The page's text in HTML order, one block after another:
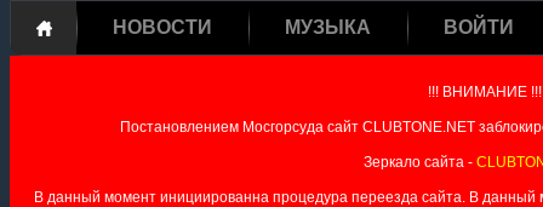
НОВОСТИ МУЗЫКА ВОЙТИ
!!! ВНИМАНИЕ !!!
Постановлением Мосгорсуда сайт CLUBTONE.NET
Зеркало сайта -
В данный момент инициированна процедура переезда сайта. В данный